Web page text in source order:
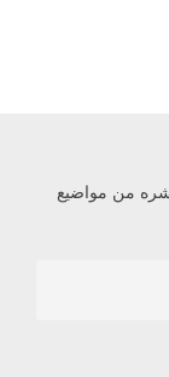
من مواضيع